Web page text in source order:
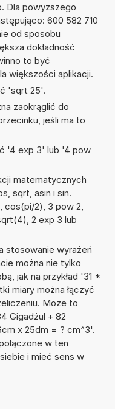
Dla powyższego
600 582 710
od sposobu
dokładność
to być
większości aplikacji.
'sqrt 25'.
zaokrąglić do
jeśli ma to
'4 exp 3' lub '4 pow
matematycznych
sqrt, asin i sin.
cos(pi/2), 3 pow 2,
2 exp 3 lub
stosowanie wyrażeń
można nie tylko
jak na przykład '31 *
miary można łączyć
Może to
Gigadżul + 82
x 25dm = ? cm^3'.
w ten
i mieć sens w